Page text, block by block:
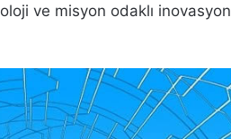
ve misyon odaklı inovasyon